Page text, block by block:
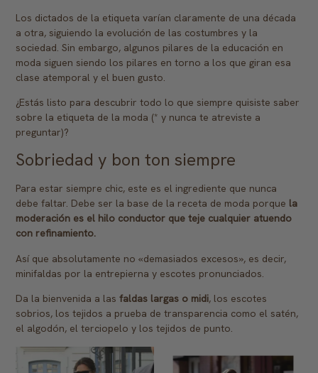
Los dictados de la etiqueta varían claramente de una década
a otra, siguiendo la evolución de las costumbres y la
sociedad. Sin embargo, algunos pilares de la educación en
moda siguen siendo los pilares en torno a los que giran esa
clase atemporal y el buen gusto.
¿Estás listo para descubrir todo lo que siempre quisiste saber
sobre la etiqueta de la moda (* y nunca te atreviste a
preguntar)?
Sobriedad y bon ton siempre
Para estar siempre chic, este es el ingrediente que nunca
debe faltar. Debe ser la base de la receta de moda porque la
moderación es el hilo conductor que teje cualquier atuendo
con refinamiento.
Así que absolutamente no «demasiados excesos», es decir,
minifaldas por la entrepierna y escotes pronunciados.
Da la bienvenida a lasfaldas largas o midi, los escotes
sobrios, los tejidos a prueba de transparencia como el satén,
el algodón, el terciopelo y los tejidos de punto.